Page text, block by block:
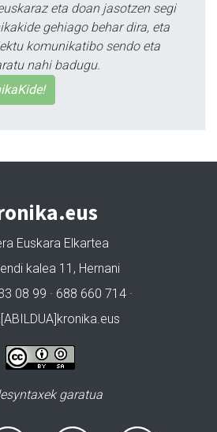
eta doan jasotzen segi
gehiago behar dira, eta
komunikatibo sendo eta
nahi badugu.
Euskara Elkartea
kalea 11, Hernani
08 99 · 688 660 714 ·
garatua